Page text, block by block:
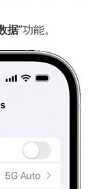
据”功能。